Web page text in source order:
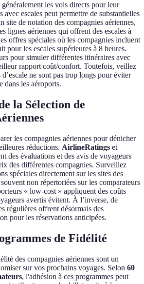
les vols directs pour leur
escales peut permettre de substantielles
site de notation des compagnies aériennes,
lignes aériennes qui offrent des escales à
offres spéciales où les compagnies incluent
pour les escales supérieures à 8 heures.
pour simuler différentes itinéraires avec
rapport coût/confort. Toutefois, veillez
ne sont pas trop longs pour éviter
dans les aéroports.
la Sélection de
les compagnies aériennes pour dénicher
réductions. AirlineRatings et
des évaluations et des avis de voyageurs
des différentes compagnies. Surveillez
spéciales directement sur les sites des
non répertoriées sur les comparateurs
« low-cost » appliquent des coûts
avertis évitent. À l’inverse, de
régulières offrent désormais des
pour les réservations anticipées.
de Fidélité
des compagnies aériennes sont un
sur vos prochains voyages. Selon 60
, l'adhésion à ces programmes peut